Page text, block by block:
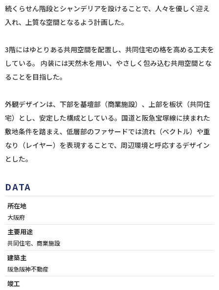
続くらせん階段とシャンデリアを設けることで、人々を優しく迎え
入れ、上質な空間となるよう計画した。
3階にはゆとりある共用空間を配置し、共同住宅の格を高める工夫を
している。 内装には天然木を用い、やさしく包み込む共用空間とな
ることを目指した。
外観デザインは、下部を基壇部（商業施設）、上部を板状（共同住
宅）とし、安定した構成としている。国道と阪急宝塚線に挟まれた
敷地条件を踏まえ、低層部のファサードでは流れ（ベクトル）や重
なり（レイヤー）を表現することで、周辺環境と呼応するデザイン
とした。
DATA
所在地
大阪府
主要用途
共同住宅、商業施設
建築主
阪急阪神不動産
竣工